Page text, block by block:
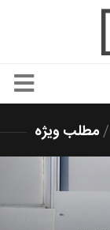
/مطلب ویژه